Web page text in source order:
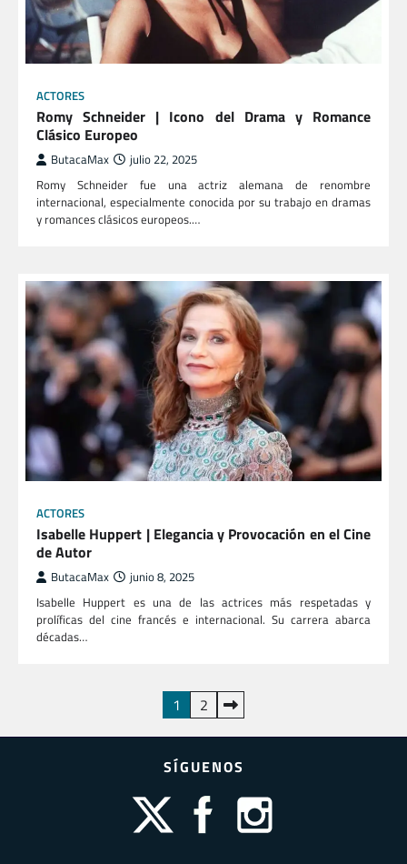
ACTORES
Romy Schneider | Icono del Drama y Romance
Clásico Europeo
ButacaMax julio 22, 2025
Romy Schneider fue una actriz alemana de renombre
internacional, especialmente conocida por su trabajo en dramas
y romances clásicos europeos.…
ACTORES
Isabelle Huppert | Elegancia y Provocación en el Cine
de Autor
ButacaMax junio 8, 2025
Isabelle Huppert es una de las actrices más respetadas y
prolíficas del cine francés e internacional. Su carrera abarca
décadas…
de
1 2
SÍGUENOS